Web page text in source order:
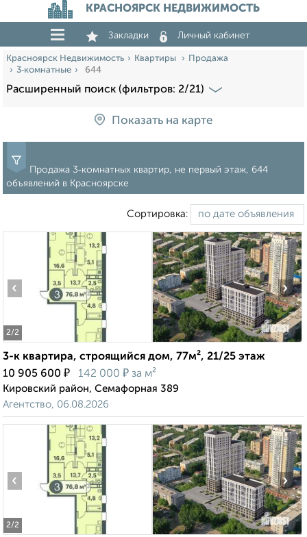
КРАСНОЯРСК НЕДВИЖИМОСТЬ
Закладки Личный кабинет
Красноярск Недвижимость Квартиры
Продажа
3‑комнатные
644
Расширенный поиск (фильтров: 2/21)
Показать на карте
Продажа 3‑комнатных квартир, не первый этаж, 644
объявлений в Красноярске
Сортировка:
2/2
‹ ›
3-к квартира, строящийся дом, 77м², 21/25 этаж
10 905 600 ₽ 142 000 ₽ за м²
Кировский район, Семафорная 389
Агентство, 06.08.2026
2/2
‹ ›